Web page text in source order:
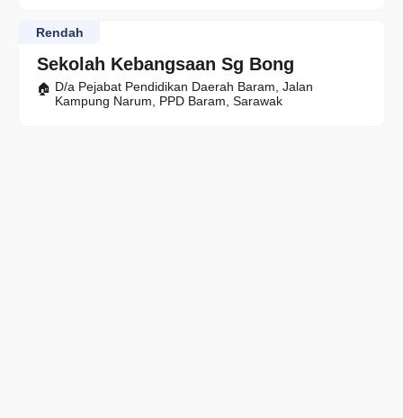
Sekolah Kebangsaan Sg Bong
Rendah
D/a Pejabat Pendidikan Daerah Baram, Jalan
Kampung Narum, PPD Baram, Sarawak